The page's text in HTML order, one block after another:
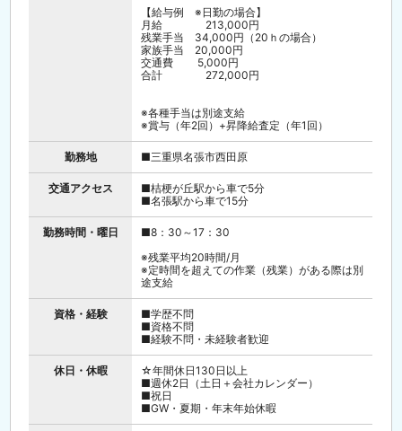
【給与例 ※日勤の場合】
月給 213,000円
残業手当 34,000円（20ｈの場合）
家族手当 20,000円
交通費 5,000円
合計 272,000円
※各種手当は別途支給
※賞与（年2回）+昇降給査定（年1回）
勤務地 ■三重県名張市西田原
交通アクセス
■桔梗が丘駅から車で5分
■名張駅から車で15分
勤務時間・曜日
■8：30～17：30
※残業平均20時間/月
※定時間を超えての作業（残業）がある際は別
途支給
資格・経験
■学歴不問
■資格不問
■経験不問・未経験者歓迎
休日・休暇
☆年間休日130日以上
■週休2日（土日＋会社カレンダー）
■祝日
■GW・夏期・年末年始休暇